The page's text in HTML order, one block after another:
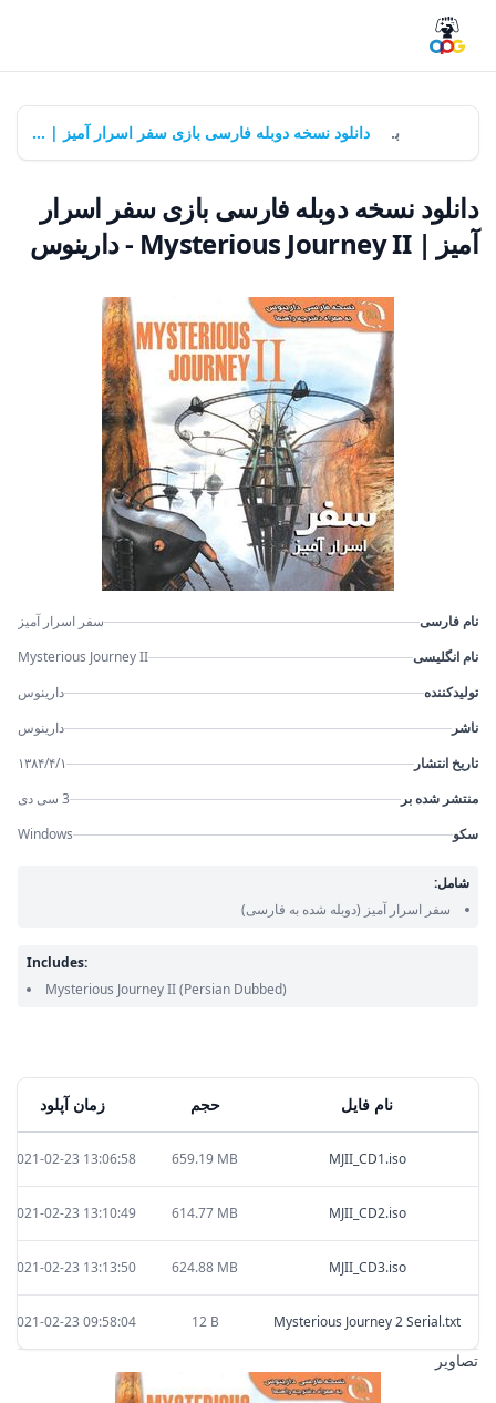
بازی‌ها دانلود نسخه دوبله فارسی بازی سفر اسرار آمیز | Mysterious Journey II - دارینوس
دانلود نسخه دوبله فارسی بازی سفر اسرار
آمیز | Mysterious Journey II - دارینوس
نام فایل حجم زمان آپلود
MJII_CD1.iso
659.19 MB
2021-02-23 13:06:58
MJII_CD2.iso
614.77 MB
2021-02-23 13:10:49
MJII_CD3.iso
624.88 MB
2021-02-23 13:13:50
Mysterious Journey 2 Serial.txt
12 B
2021-02-23 09:58:04
تصاویر
نام فارسی
سفر اسرار آمیز
نام انگلیسی
Mysterious Journey II
تولیدکننده
دارینوس
ناشر
دارینوس
تاریخ انتشار
۱۳۸۴/۴/۱
منتشر شده بر
3 سی دی
سکو
Windows
شامل:
سفر اسرار آمیز (دوبله شده به فارسی)
Includes:
Mysterious Journey II(Persian Dubbed)